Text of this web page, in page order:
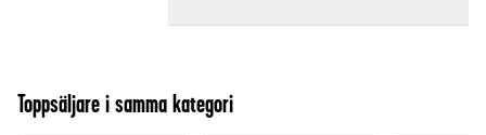
Toppsäljare i samma kategori